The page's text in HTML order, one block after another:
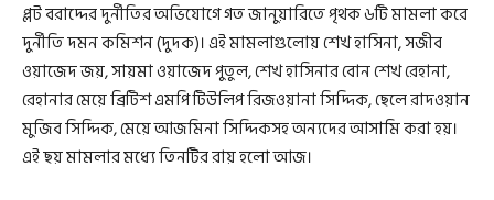
প্লট বরাদ্দের দুর্নীতির অভিযোগে গত জানুয়ারিতে পৃথক ৬টি মামলা করে
দুর্নীতি দমন কমিশন (দুদক)। এই মামলাগুলোয় শেখ হাসিনা, সজীব
ওয়াজেদ জয়, সায়মা ওয়াজেদ পুতুল, শেখ হাসিনার বোন শেখ রেহানা,
রেহানার মেয়ে ব্রিটিশ এমপি টিউলিপ রিজওয়ানা সিদ্দিক, ছেলে রাদওয়ান
মুজিব সিদ্দিক, মেয়ে আজমিনা সিদ্দিকসহ অন্যদের আসামি করা হয়।
এই ছয় মামলার মধ্যে তিনটির রায় হলো আজ।